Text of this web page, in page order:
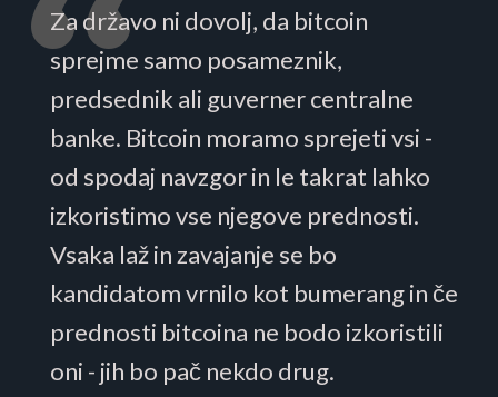
Za državo ni dovolj, da bitcoin
sprejme samo posameznik,
predsednik ali guverner centralne
banke. Bitcoin moramo sprejeti vsi -
od spodaj navzgor in le takrat lahko
izkoristimo vse njegove prednosti.
Vsaka laž in zavajanje se bo
kandidatom vrnilo kot bumerang in če
prednosti bitcoina ne bodo izkoristili
oni - jih bo pač nekdo drug.